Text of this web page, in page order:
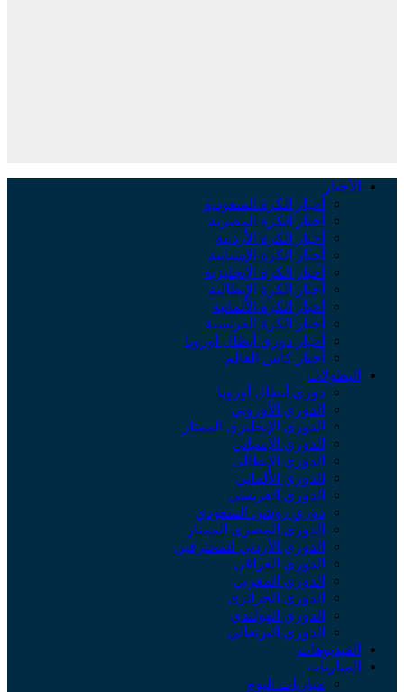
الأخبار
أخبار الكرة السعودية
أخبار الكرة المصرية
أخبار الكرة الأردنية
أخبار الكرة الإسبانية
أخبار الكرة الإنجليزية
أخبار الكرة الإيطالية
أخبار الكرة الألمانية
أخبار الكرة الفرنسية
أخبار دوري أبطال أوروبا
أخبار كأس العالم
البطولات
دوري أبطال أوروبا
الدوري الأوروبي
الدوري الإنجليزي الممتاز
الدوري الإسباني
الدوري الإيطالي
الدوري الألماني
الدوري الفرنسي
دوري روشن السعودي
الدوري المصري الممتاز
الدوري الأردني للمحترفين
الدوري العراقي
الدوري المغربي
الدوري الجزائري
الدوري الهولندي
الدوري البرتغالي
الفيديوهات
المباريات
مباريات اليوم